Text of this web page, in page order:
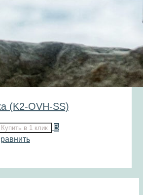
(K2-OVH-SS)
Купить в 1 клик
В